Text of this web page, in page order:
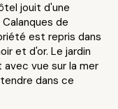
jouit d'une
de
est repris dans
et d'or. Le jardin
vue sur la mer
dans ce